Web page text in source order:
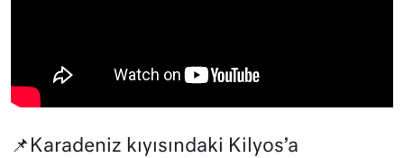
📌Karadeniz kıyısındaki Kilyos’a